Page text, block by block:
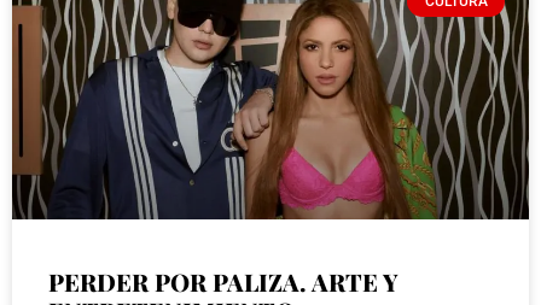
PERDER POR PALIZA. ARTE Y